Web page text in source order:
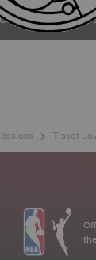
DO MANUAL
Tissot